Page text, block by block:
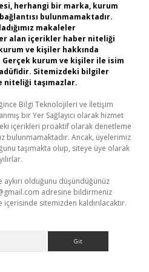
herhangi bir marka, kurum
bulunmamaktadır.
makaleler
alan içerikler haber niteliği
ve kişiler hakkında
Gerçek kurum ve kişiler ile isim
Sitemizdeki bilgiler
niteliği taşımazlar.
Bilgi Teknolojileri ve İletişim
bir Yer Sağlayıcı olarak hizmet
içerikleri proaktif olarak denetleme
bulunmamaktadır. Ancak, üyelerimiz
taşımakta olup, siteye üye olarak
olduğunu düşündüğünüz
adresine bildirmeniz
sitemizden kaldırılacaktır.